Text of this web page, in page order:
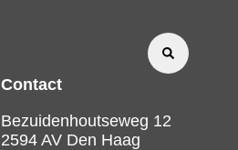
Contact
Bezuidenhoutseweg 12
2594 AV Den Haag